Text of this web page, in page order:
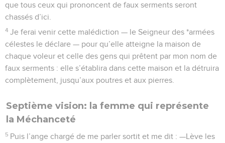
que tous ceux qui prononcent de faux serments seront
chassés d’ici.
4 Je ferai venir cette malédiction — le Seigneur des *armées
célestes le déclare — pour qu’elle atteigne la maison de
chaque voleur et celle des gens qui prêtent par mon nom de
faux serments : elle s’établira dans cette maison et la détruira
complètement, jusqu’aux poutres et aux pierres.
Septième vision: la femme qui représente
la Méchanceté
5 Puis l’ange chargé de me parler sortit et me dit : —Lève les